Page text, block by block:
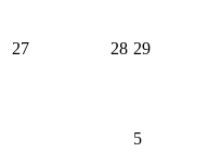
27 28 29
5